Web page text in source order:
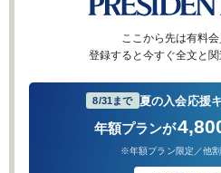
ここから先は有料会
登録すると今すぐ全文と関
8/31まで 夏の入会応援
年額プランが
※年額プラン限定／他